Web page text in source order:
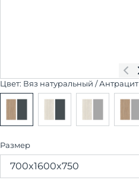
Цвет: Вяз натуральный / Антрацит
Размер
700x1600x750